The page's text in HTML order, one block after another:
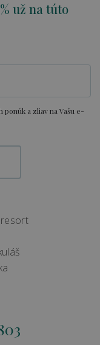
už na túto
a zliav na Vašu e-
resort